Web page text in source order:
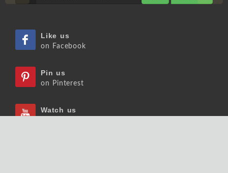
Like us
on Facebook
Pin us
on Pinterest
Watch us